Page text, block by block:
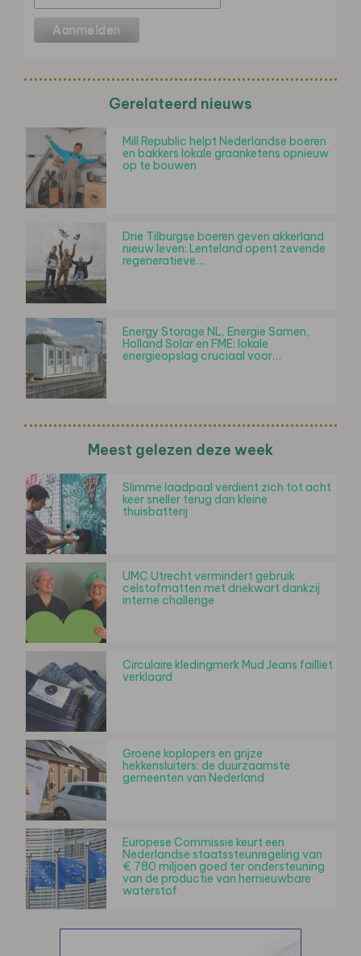
Gerelateerd nieuws
Mill Republic helpt Nederlandse boeren
en bakkers lokale graanketens opnieuw
op te bouwen
Drie Tilburgse boeren geven akkerland
nieuw leven: Lenteland opent zevende
regeneratieve…
Energy Storage NL, Energie Samen,
Holland Solar en FME: lokale
energieopslag cruciaal voor…
Meest gelezen deze week
Slimme laadpaal verdient zich tot acht
keer sneller terug dan kleine
thuisbatterij
UMC Utrecht vermindert gebruik
celstofmatten met driekwart dankzij
interne challenge
Circulaire kledingmerk Mud Jeans failliet
verklaard
Groene koplopers en grijze
hekkensluiters: de duurzaamste
gemeenten van Nederland
Europese Commissie keurt een
Nederlandse staatssteunregeling van
€ 780 miljoen goed ter ondersteuning
van de productie van hernieuwbare
waterstof